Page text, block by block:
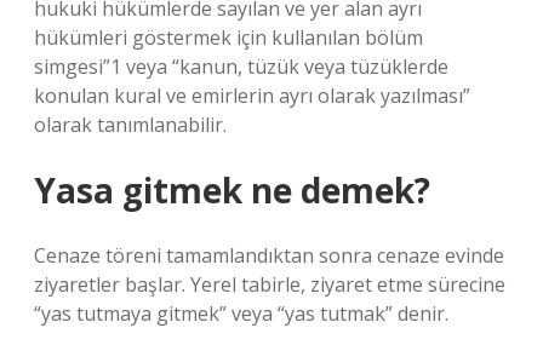
hukuki hükümlerde sayılan ve yer alan ayrı
hükümleri göstermek için kullanılan bölüm
simgesi”1 veya “kanun, tüzük veya tüzüklerde
konulan kural ve emirlerin ayrı olarak yazılması”
olarak tanımlanabilir.
Yasa gitmek ne demek?
Cenaze töreni tamamlandıktan sonra cenaze evinde
ziyaretler başlar. Yerel tabirle, ziyaret etme sürecine
“yas tutmaya gitmek” veya “yas tutmak” denir.